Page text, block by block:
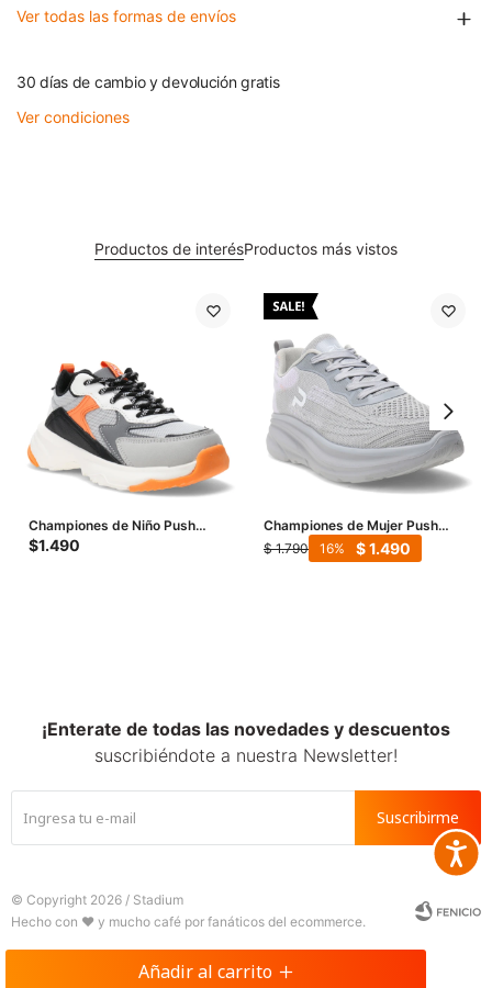
Añadir al carrito
Ver todas las formas de envíos
30 días de cambio y devolución gratis
Ver condiciones
Productos de interésProductos más vistos
Championes de Niño Push
VARETES con materiales
$1.490
Championes de Mujer Push
GODERICH - Gris
$ 1.790 $1.490
16
¡Enterate de todas las novedades y descuentos
suscribiéndote a nuestra Newsletter!
Suscribirme
© Copyright 2026 / Stadium